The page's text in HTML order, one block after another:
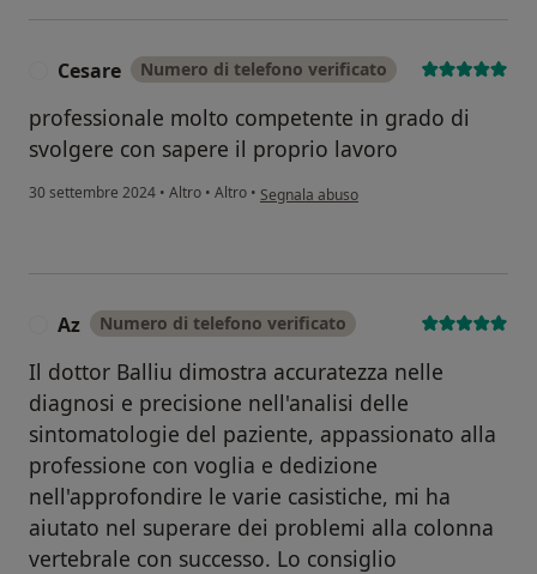
Cesare Numero di telefono verificato
professionale molto competente in grado di
svolgere con sapere il proprio lavoro
30 settembre 2024 • Altro • Altro • secondo l'opinione dell'utente Cesare
Segnala abuso
Az Numero di telefono verificato
Il dottor Balliu dimostra accuratezza nelle
diagnosi e precisione nell'analisi delle
sintomatologie del paziente, appassionato alla
professione con voglia e dedizione
nell'approfondire le varie casistiche, mi ha
aiutato nel superare dei problemi alla colonna
vertebrale con successo. Lo consiglio